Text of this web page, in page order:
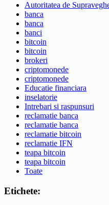
Autoritatea de
banca
banca
banci
bitcoin
bitcoin
brokeri
criptomonede
criptomonede
Educatie financiara
inselatorie
Intrebari si raspunsuri
reclamatie banca
reclamatie banca
reclamatie bitcoin
reclamatie IFN
teapa bitcoin
teapa bitcoin
Toate
Etichete: